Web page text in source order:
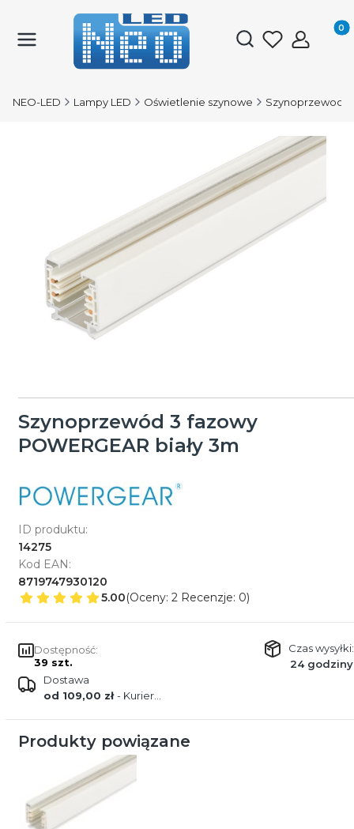
Otwórz
NEO-LED Lampy LED Oświetlenie szynowe Szynoprzewody
Szynoprzewód 3 fazowy
POWERGEAR biały 3m
ID produktu:
14275
Kod EAN:
8719747930120
5.00(Oceny: 2 Recenzje: 0)
Dostępność:
39 szt.
Czas wysyłki:
24 godziny
Dostawa
od 109,00 zł- Kurier DŁUŻYCA
Produkty powiązane